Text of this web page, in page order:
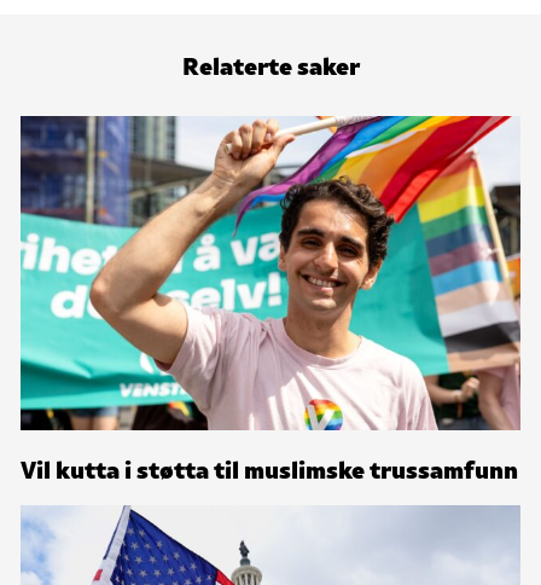
Relaterte saker
Vil kutta i støtta til muslimske trussamfunn